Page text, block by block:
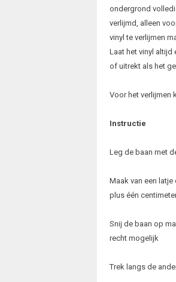
ondergrond
verlijmd, alleen
vinyl te verlijmen
Laat het vinyl altijd
of uitrekt als het
Voor het verlijmen
Instructie
Leg de baan met
Maak van een
plus één
Snij de baan op
recht mogelijk
Trek langs de